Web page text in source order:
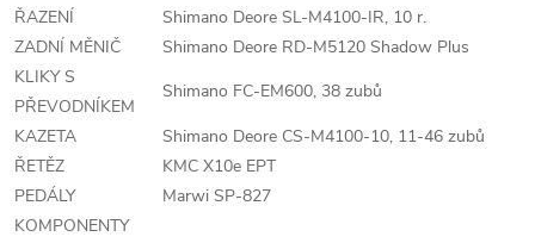
ŘAZENÍ
Shimano Deore SL-M4100-IR, 10 r.
ZADNÍ MĚNIČ
Shimano Deore RD-M5120 Shadow Plus
KLIKY S
PŘEVODNÍKEM
Shimano FC-EM600, 38 zubů
KAZETA
Shimano Deore CS-M4100-10, 11-46 zubů
ŘETĚZ
KMC X10e EPT
PEDÁLY
Marwi SP-827
KOMPONENTY